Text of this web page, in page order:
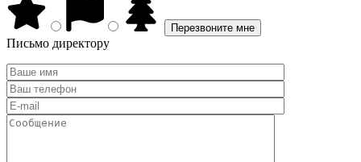
Письмо директору